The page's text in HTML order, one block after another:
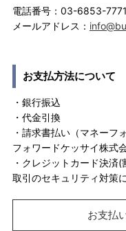
電話番号：03-6853-
メールアドレス：
お支払方法について
・銀行振込
・代金引換
・請求書払い（マネーフ
フォワードケッサイ株式
・クレジットカード決済
取引のセキュリティ対策
お支払